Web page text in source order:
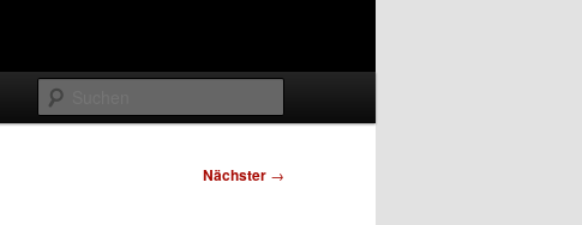
Nächster →